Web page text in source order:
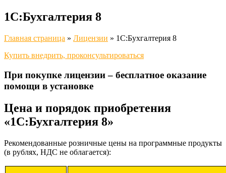
1С:Бухгалтерия 8
Главная страница » Лицензии » 1С:Бухгалтерия 8
Купить внедрить, проконсультироваться
При покупке лицензии – бесплатное оказание
помощи в установке
Цена и порядок приобретения
«1С:Бухгалтерия 8»
Рекомендованные розничные цены на программные продукты
(в рублях, НДС не облагается):